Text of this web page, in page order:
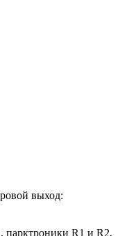
выход:
парктроники R1 и R2,